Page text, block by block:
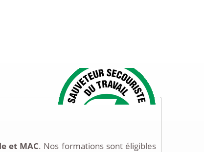
et MAC. Nos formations sont éligibles